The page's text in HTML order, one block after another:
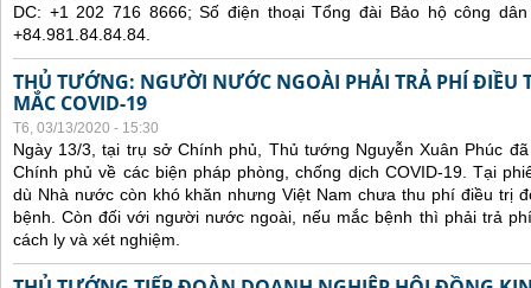
DC: +1 202 716 8666; Số điện thoại Tổng đài Bảo hộ công
+84.981.84.84.84.
THỦ TƯỚNG: NGƯỜI NƯỚC NGOÀI PHẢI TRẢ PHÍ ĐIỀU
MẮC COVID-19
T6, 03/13/2020 - 15:30
Ngày 13/3, tại trụ sở Chính phủ, Thủ tướng Nguyễn Xuân Phúc
Chính phủ về các biện pháp phòng, chống dịch COVID-19. Tại
dù Nhà nước còn khó khăn nhưng Việt Nam chưa thu phí điều trị
bệnh. Còn đối với người nước ngoài, nếu mắc bệnh thì phải trả
cách ly và xét nghiệm.